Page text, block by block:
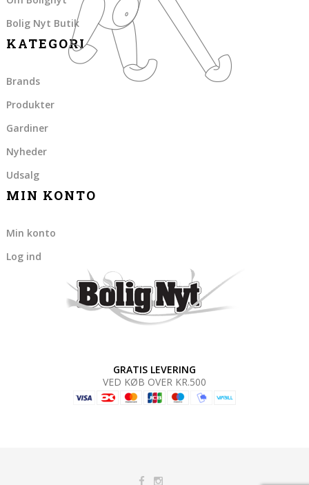
Bolig Nyt Butik
KATEGORI
Brands
Produkter
Gardiner
Nyheder
Udsalg
MIN KONTO
Min konto
Log ind
GRATIS LEVERING
VED KØB OVER KR.500